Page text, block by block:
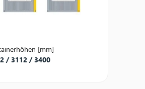
[mm]
/ 3112 / 3400